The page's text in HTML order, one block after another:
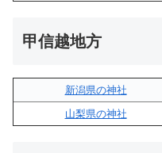
甲信越地方
新潟県の神社
山梨県の神社